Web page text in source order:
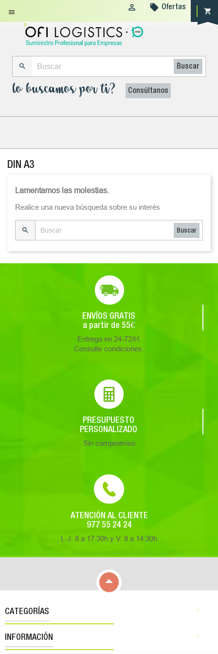
 shopping_cart
  Ofertas
 Buscar
lo buscamos por ti? Consúltanos
DIN A3
Lamentamos las molestias.
Realice una nueva búsqueda sobre su interés
 Buscar
ENVÍOS GRATIS
a partir de 55€
Entrega en 24-72/H.
Consulte condiciones.
PRESUPUESTO
PERSONALIZADO
Sin compromiso
ATENCIÓN AL CLIENTE
977 55 24 24
L-J: 8 a 17:30h y V: 8 a 14:30h

CATEGORÍAS 
INFORMACIÓN 